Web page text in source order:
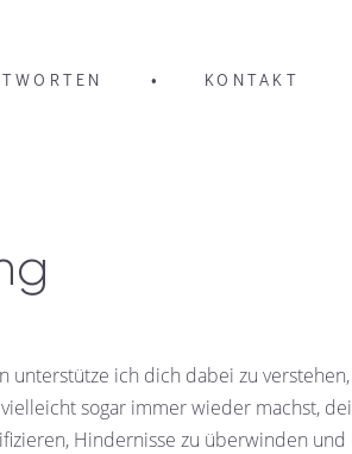
• KONTAKT
unterstütze ich dich dabei zu
sogar immer wieder machst,
Hindernisse zu überwinden und